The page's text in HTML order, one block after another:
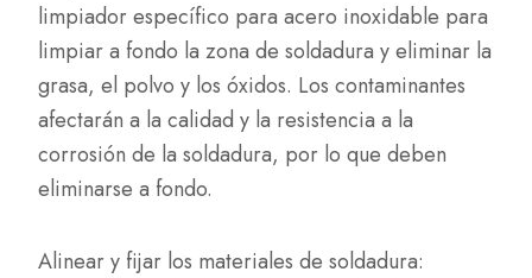
limpiador específico para acero inoxidable para
limpiar a fondo la zona de soldadura y eliminar la
grasa, el polvo y los óxidos. Los contaminantes
afectarán a la calidad y la resistencia a la
corrosión de la soldadura, por lo que deben
eliminarse a fondo.
Alinear y fijar los materiales de soldadura: